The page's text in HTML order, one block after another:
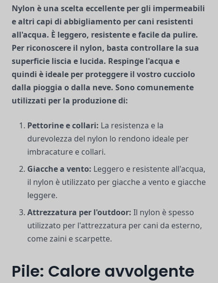
Nylon è una scelta eccellente per gli impermeabili
e altri capi di abbigliamento per cani resistenti
all'acqua. È leggero, resistente e facile da pulire.
Per riconoscere il nylon, basta controllare la sua
superficie liscia e lucida. Respinge l'acqua e
quindi è ideale per proteggere il vostro cucciolo
dalla pioggia o dalla neve. Sono comunemente
utilizzati per la produzione di:
Pettorine e collari: La resistenza e la
durevolezza del nylon lo rendono ideale per
imbracature e collari.
Giacche a vento: Leggero e resistente all'acqua,
il nylon è utilizzato per giacche a vento e giacche
leggere.
Attrezzatura per l'outdoor: Il nylon è spesso
utilizzato per l'attrezzatura per cani da esterno,
come zaini e scarpette.
Pile: Calore avvolgente